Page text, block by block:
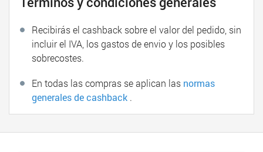
Recibirás el cashback sobre el valor del pedido, sin
incluir el IVA, los gastos de envio y los posibles
sobrecostes.
En todas las compras se aplican las normas
generales de cashback .